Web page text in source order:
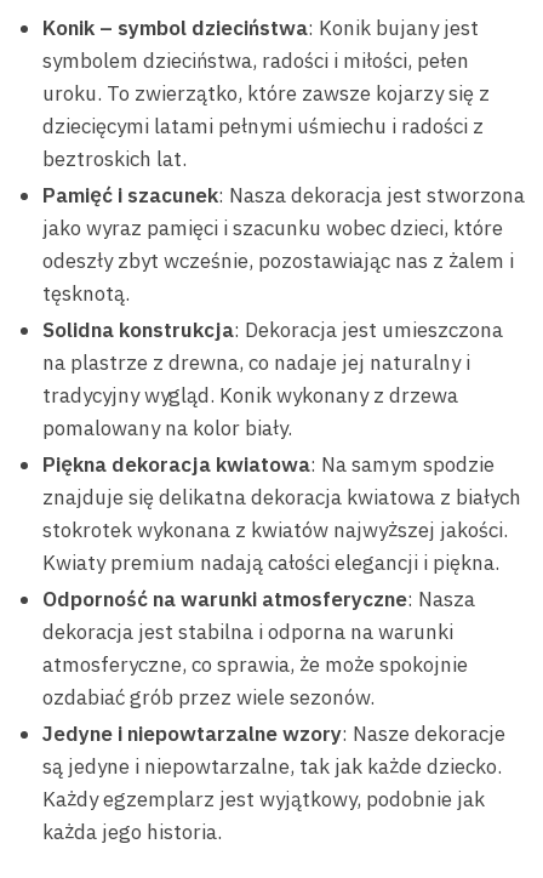
Konik – symbol dzieciństwa: Konik bujany jest
symbolem dzieciństwa, radości i miłości, pełen
uroku. To zwierzątko, które zawsze kojarzy się z
dziecięcymi latami pełnymi uśmiechu i radości z
beztroskich lat.
Pamięć i szacunek: Nasza dekoracja jest stworzona
jako wyraz pamięci i szacunku wobec dzieci, które
odeszły zbyt wcześnie, pozostawiając nas z żalem i
tęsknotą.
Solidna konstrukcja: Dekoracja jest umieszczona
na plastrze z drewna, co nadaje jej naturalny i
tradycyjny wygląd. Konik wykonany z drzewa
pomalowany na kolor biały.
Piękna dekoracja kwiatowa: Na samym spodzie
znajduje się delikatna dekoracja kwiatowa z białych
stokrotek wykonana z kwiatów najwyższej jakości.
Kwiaty premium nadają całości elegancji i piękna.
Odporność na warunki atmosferyczne: Nasza
dekoracja jest stabilna i odporna na warunki
atmosferyczne, co sprawia, że może spokojnie
ozdabiać grób przez wiele sezonów.
Jedyne i niepowtarzalne wzory: Nasze dekoracje
są jedyne i niepowtarzalne, tak jak każde dziecko.
Każdy egzemplarz jest wyjątkowy, podobnie jak
każda jego historia.